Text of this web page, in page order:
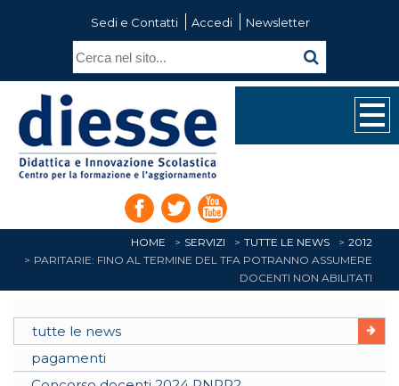
Sedi e Contatti Accedi Newsletter
HOME SERVIZI TUTTE LE NEWS
2012
PARITARIE: FINO AL TERMINE DEL TFA POTRANNO ASSUMERE
DOCENTI NON ABILITATI
tutte le news
pagamenti